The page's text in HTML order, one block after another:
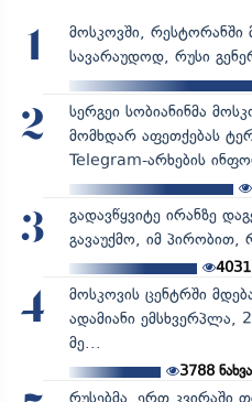
1
მოსკოვში, რესტორანში
სავარაუდოდ, რუსი
2
სერგეი სობიანინმა
მომხდარ აფეთქებას
Telegram-არხების
3
გადავწყვიტე ირანზე
გავაუქმო, იმ პირობით,
4031
4
მოსკოვის ცენტრში
ადამიანი ემსხვერპლა,
მე...
3788ნახვა
რუსებმა ერთ კვირაში